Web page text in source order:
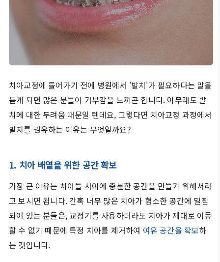
치아교정에 들어가기 전에 병원에서 '발치'가 필요하다는 말을
듣게 되면 많은 분들이 거부감을 느끼곤 합니다. 아무래도 발
치에 대한 두려움 때문일 텐데요, 그렇다면 치아교정 과정에서
발치를 권유하는 이유는 무엇일까요?
1. 치아 배열을 위한 공간 확보
가장 큰 이유는 치아들 사이에 충분한 공간을 만들기 위해서라
고 보시면 됩니다. 간혹 너무 많은 치아가 협소한 공간에 밀집
되어 있는 분들은, 교정기를 사용하더라도 치아가 제대로 이동
할 수 없기 때문에 특정 치아를 제거하여 여유 공간을 확보하
는 것입니다.